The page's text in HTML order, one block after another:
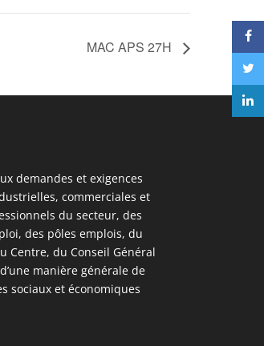
MAC APS 27H
demandes et exigences
commerciales et
du secteur, des
des pôles emplois, du
Centre, du Conseil Général
manière générale de
sociaux et économiques